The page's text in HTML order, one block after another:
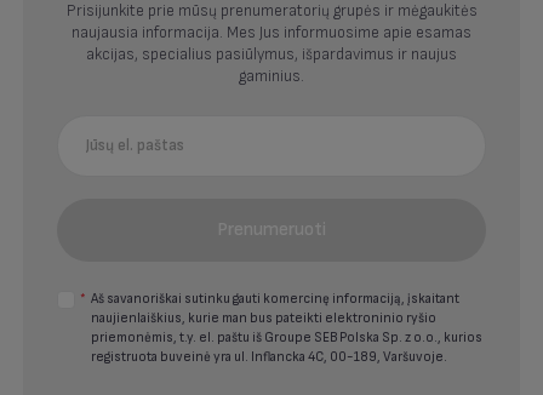
Prisijunkite prie mūsų prenumeratorių grupės ir mėgaukitės
naujausia informacija. Mes Jus informuosime apie esamas
akcijas, specialius pasiūlymus, išpardavimus ir naujus
gaminius.
Prenumeruoti
* Aš savanoriškai sutinku gauti komercinę informaciją, įskaitant
naujienlaiškius, kurie man bus pateikti elektroninio ryšio
priemonėmis, t.y. el. paštu iš Groupe SEB Polska Sp. z o.o., kurios
registruota buveinė yra ul. Inflancka 4C, 00-189, Varšuvoje.